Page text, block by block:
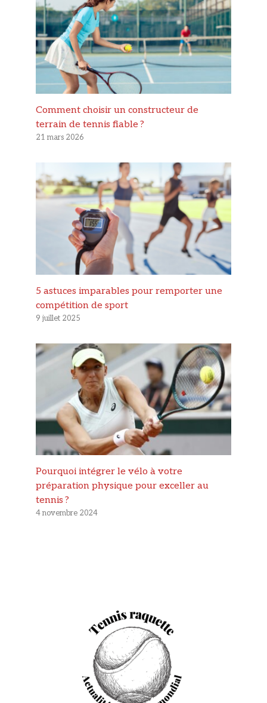
Comment choisir un constructeur de
terrain de tennis fiable ?
21 mars 2026
5 astuces imparables pour remporter une
compétition de sport
9 juillet 2025
Pourquoi intégrer le vélo à votre
préparation physique pour exceller au
tennis ?
4 novembre 2024